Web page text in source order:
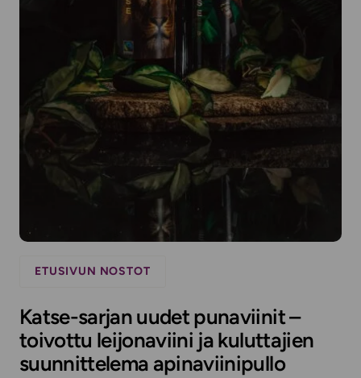
ETUSIVUN NOSTOT
Katse-sarjan uudet punaviinit –
toivottu leijonaviini ja kuluttajien
suunnittelema apinaviinipullo